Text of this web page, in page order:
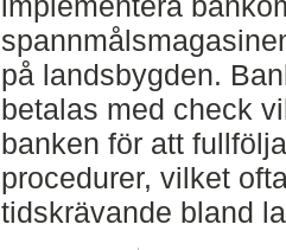
på landsbygden.
betalas med check
banken för att
procedurer, vilket
tidskrävande bland